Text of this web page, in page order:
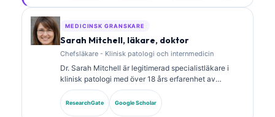
tolkning av biomarkörer och laboratoriediagnostik
inom laboratoriemedicinska områden.
MEDICINSK GRANSKARE
Sarah Mitchell, läkare, doktor
Chefsläkare - Klinisk patologi och internmedicin
Dr. Sarah Mitchell är legitimerad specialistläkare i
klinisk patologi med över 18 års erfarenhet av
laboratoriemedicin och diagnostisk analys. Hon har
specialcertifieringar inom klinisk kemi och har
publicerat omfattande forskning om biomarkörpaneler
ResearchGate Google Scholar